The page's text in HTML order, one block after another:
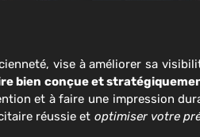
vise à améliorer sa
bien conçue et
et à faire une impression
réussie et optimiser votre